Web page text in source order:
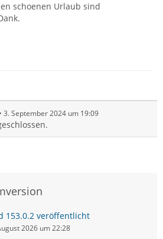
schoenen Urlaub sind
3. September 2024 um 19:09
153.0.2 veröffentlicht
2026 um 22:28